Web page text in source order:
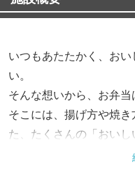
いつもあたたかく、お
い。
そんな想いから、お弁当
そこには、揚げ方や焼
た、たくさんの「おい
と”できるお弁当で、“
らも、そんなお弁当をお